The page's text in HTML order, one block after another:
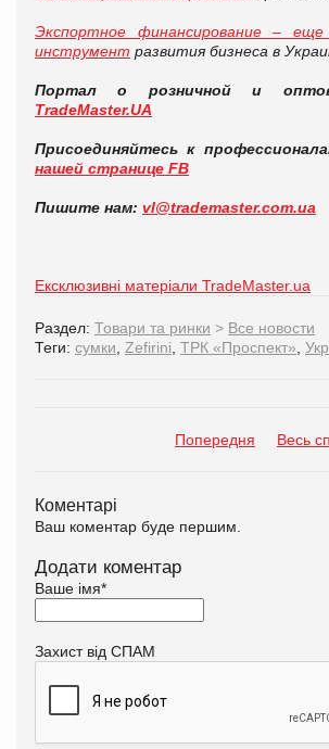
Экспортное финансирование –
инструмент развития бизнеса в
Портал о розничной и
TradeMaster.UA
Присоединяйтесь к
нашей странице FB
Пишите нам: vl@trademaster.com.ua
Ексклюзивні матеріали TradeMaster.ua
Раздел: Товари та ринки > Все новости
Теги: сумки Zefirini ТРК «Проспект»
Попередня Весь
Коментарі
Ваш коментар буде першим.
Додати коментар
Ваше імя*
Захист від СПАМ